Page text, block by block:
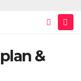
&